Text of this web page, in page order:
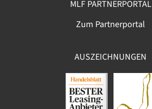
MLF PARTNERPORTAL
Zum Partnerportal
AUSZEICHNUNGEN